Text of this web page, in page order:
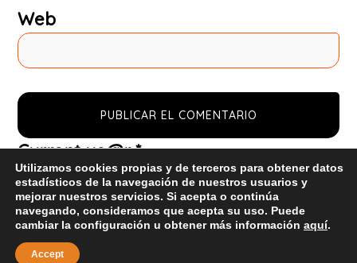
Web
Current ye@r*
Utilizamos cookies propias y de terceros para obtener datos
estadísticos de la navegación de nuestros usuarios y
mejorar nuestros servicios. Si acepta o continúa
navegando, consideramos que acepta su uso. Puede
cambiar la configuración u obtener más información aquí.
Accept